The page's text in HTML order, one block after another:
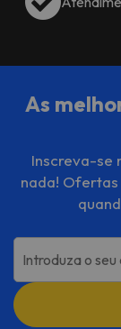
As
Inscreva-se
nada! Ofertas
Introduza o seu